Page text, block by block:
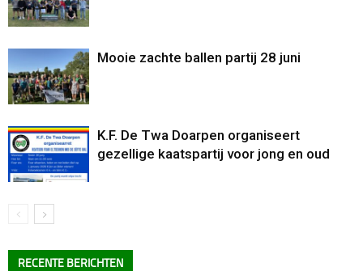
Mooie zachte ballen partij 28 juni
K.F. De Twa Doarpen organiseert
gezellige kaatspartij voor jong en oud
RECENTE BERICHTEN